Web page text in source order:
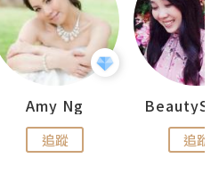
Amy Ng
追蹤 追蹤